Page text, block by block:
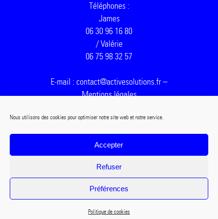
Nous utilisons des cookies pour optimiser notre site web et notre service.
Accepter
Refuser
Préférences
Politique de cookies
Téléphones :
James
06 30 96 16 80
/ Valérie
06 75 98 32 57
E-mail : contact@activesolutions.fr –
Mentions légales